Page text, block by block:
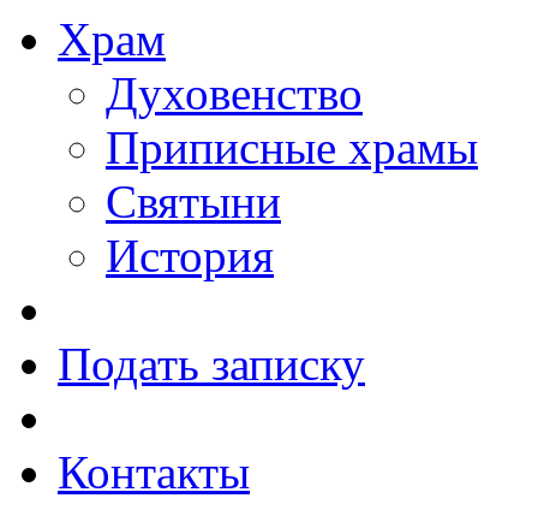
Храм
Духовенство
Приписные храмы
Святыни
История
Подать записку
Контакты